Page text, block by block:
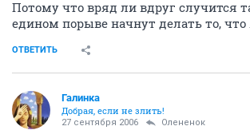
Потому что вряд ли вдруг случится
едином порыве начнут делать то, что
ОТВЕТИТЬ
Галинка
Добрая, если не злить!
27 сентября 2006 Олененок